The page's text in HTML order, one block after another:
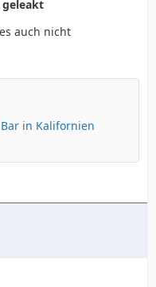
geleakt
auch nicht
in Kalifornien